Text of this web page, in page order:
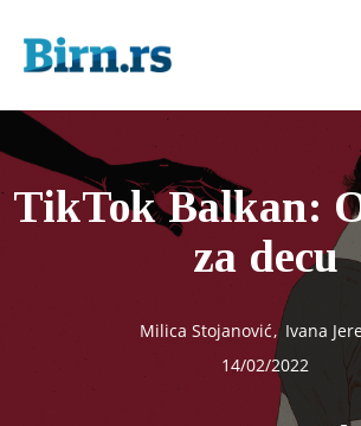
TikTok Balkan:
za decu
Milica Stojanović, Ivana
14/02/2022